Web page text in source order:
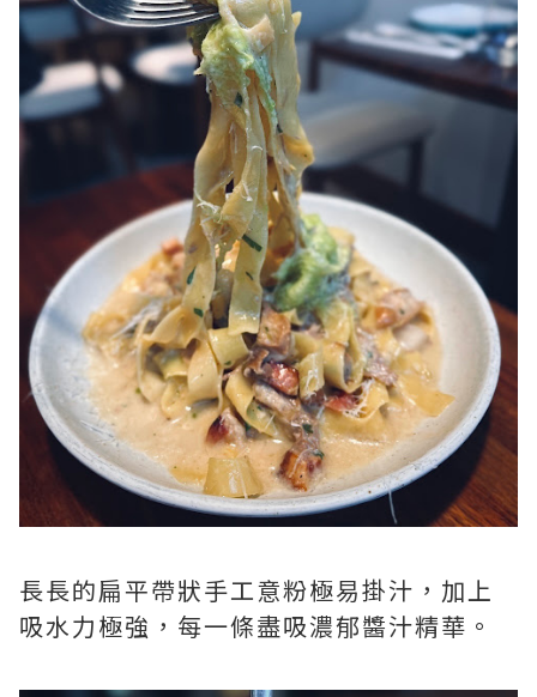
長長的扁平帶狀手工意粉極易掛汁，加上
吸水力極強，每一條盡吸濃郁醬汁精華。